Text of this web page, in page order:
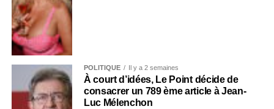
POLITIQUE Il y a 2 semaines
À court d’idées, Le Point décide de
consacrer un 789 ème article à Jean-
Luc Mélenchon